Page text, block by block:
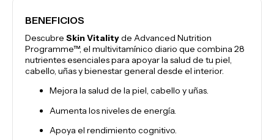
BENEFICIOS
Descubre Skin Vitalityde Advanced Nutrition
Programme™, el multivitamínico diario que combina 28
nutrientes esenciales para apoyar la salud de tu piel,
cabello, uñas y bienestar general desde el interior.
Mejora la salud de la piel, cabello y uñas.
Aumenta los niveles de energía.
Apoya el rendimiento cognitivo.